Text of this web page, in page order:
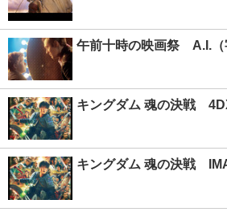
午前十時の映画祭 A.I.（
キングダム 魂の決戦
キングダム 魂の決戦